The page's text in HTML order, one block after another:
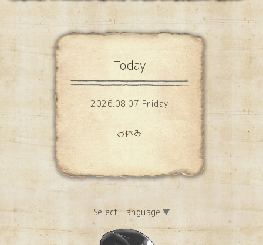
Today
2026.08.07 Friday
お休み
Select Language ▼